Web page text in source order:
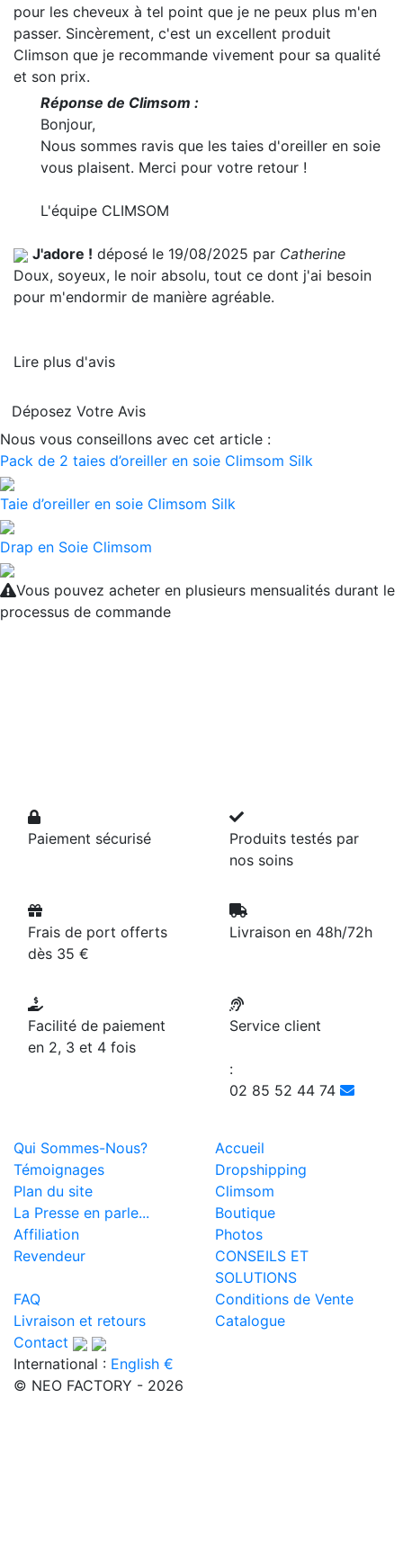
pour les cheveux à tel point que je ne peux plus m'en
passer. Sincèrement, c'est un excellent produit
Climson que je recommande vivement pour sa qualité
et son prix.
Réponse de Climsom :
Bonjour,
Nous sommes ravis que les taies d'oreiller en soie
vous plaisent. Merci pour votre retour !
L'équipe CLIMSOM
J'adore ! déposé le 19/08/2025 par Catherine
Doux, soyeux, le noir absolu, tout ce dont j'ai besoin
pour m'endormir de manière agréable.
Lire plus d'avis
Déposez Votre Avis
Nous vous conseillons avec cet article :
Pack de 2 taies d’oreiller en soie Climsom Silk
Taie d’oreiller en soie Climsom Silk
Drap en Soie Climsom
Vous pouvez acheter en plusieurs mensualités durant le
processus de commande
Paiement sécurisé
Produits testés par
nos soins
Frais de port offerts
dès 35 €
Livraison en 48h/72h
Facilité de paiement
en 2, 3 et 4 fois
Service client
:
02 85 52 44 74
Qui Sommes-Nous?
Accueil
Témoignages
Dropshipping
Plan du site
Climsom
La Presse en parle...
Boutique
Affiliation
Photos
Revendeur
CONSEILS ET
SOLUTIONS
FAQ
Conditions de Vente
Livraison et retours
Catalogue
Contact
International : English €
© NEO FACTORY - 2026